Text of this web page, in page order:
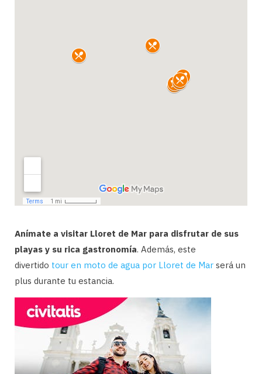
Anímate a visitar Lloret de Mar para disfrutar de sus
playas y su rica gastronomía. Además, este
divertido tour en moto de agua por Lloret de Mar será un
plus durante tu estancia.